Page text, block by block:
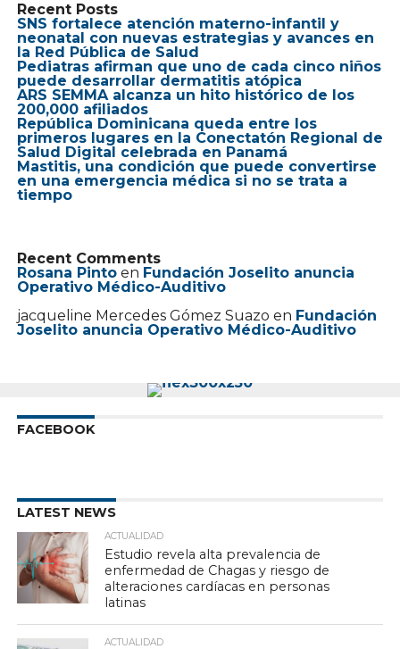
Recent Posts
SNS fortalece atención materno-infantil y
neonatal con nuevas estrategias y avances en
la Red Pública de Salud
Pediatras afirman que uno de cada cinco niños
puede desarrollar dermatitis atópica
ARS SEMMA alcanza un hito histórico de los
200,000 afiliados
República Dominicana queda entre los
primeros lugares en la Conectatón Regional de
Salud Digital celebrada en Panamá
Mastitis, una condición que puede convertirse
en una emergencia médica si no se trata a
tiempo
Recent Comments
Rosana Pintoen Fundación Joselito anuncia
Operativo Médico-Auditivo
jacqueline Mercedes Gómez Suazo en Fundación
Joselito anuncia Operativo Médico-Auditivo
FACEBOOK
LATEST NEWS
ACTUALIDAD
Estudio revela alta prevalencia de
enfermedad de Chagas y riesgo de
alteraciones cardíacas en personas
latinas
ACTUALIDAD